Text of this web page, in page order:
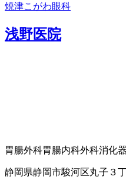
焼津こがわ眼科
浅野医院
胃腸外科胃腸内科外科消化
静岡県静岡市駿河区丸子３